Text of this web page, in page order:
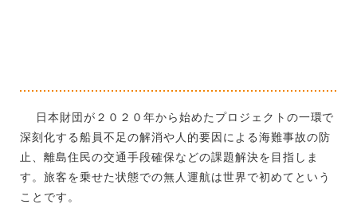
日本財団が２０２０年から始めたプロジェクトの一環で
深刻化する船員不足の解消や人的要因による海難事故の防
止、離島住民の交通手段確保などの課題解決を目指しま
す。旅客を乗せた状態での無人運航は世界で初めてという
ことです。